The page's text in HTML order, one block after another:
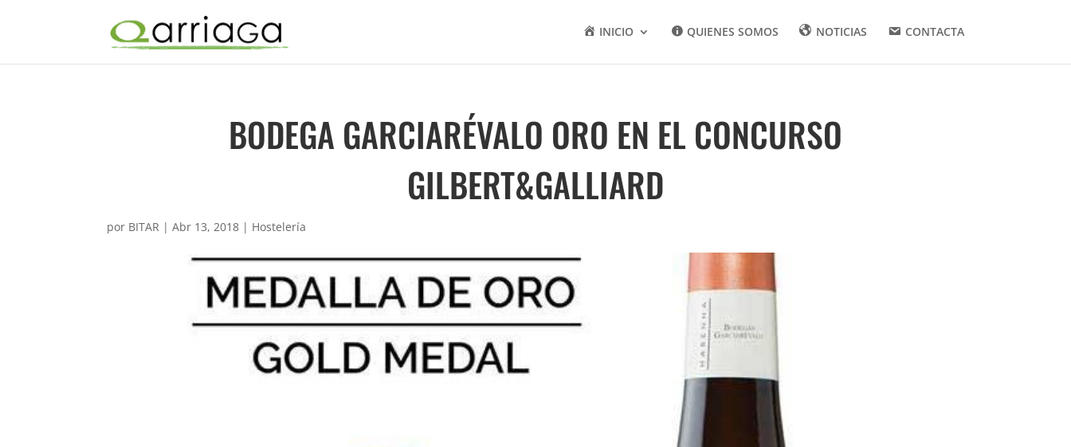
INICIO QUIENES SOMOS NOTICIAS CONTACTA
BODEGA GARCIARÉVALO ORO EN EL CONCURSO
GILBERT&GALLIARD
por BITAR |Abr 13, 2018 | Hostelería